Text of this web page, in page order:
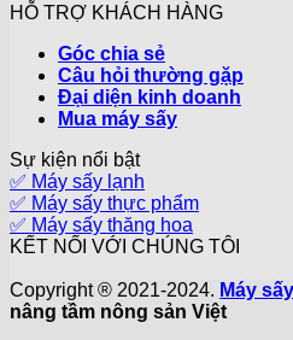
HỖ TRỢ KHÁCH HÀNG
Góc chia sẻ
Câu hỏi thường gặp
Đại diện kinh doanh
Mua máy sấy
Sự kiện nổi bật
✅ Máy sấy lạnh
✅ Máy sấy thực phẩm
✅ Máy sấy thăng hoa
KẾT NỐI VỚI CHÚNG TÔI
Copyright ® 2021-2024. Máy
nâng tầm nông sản Việt